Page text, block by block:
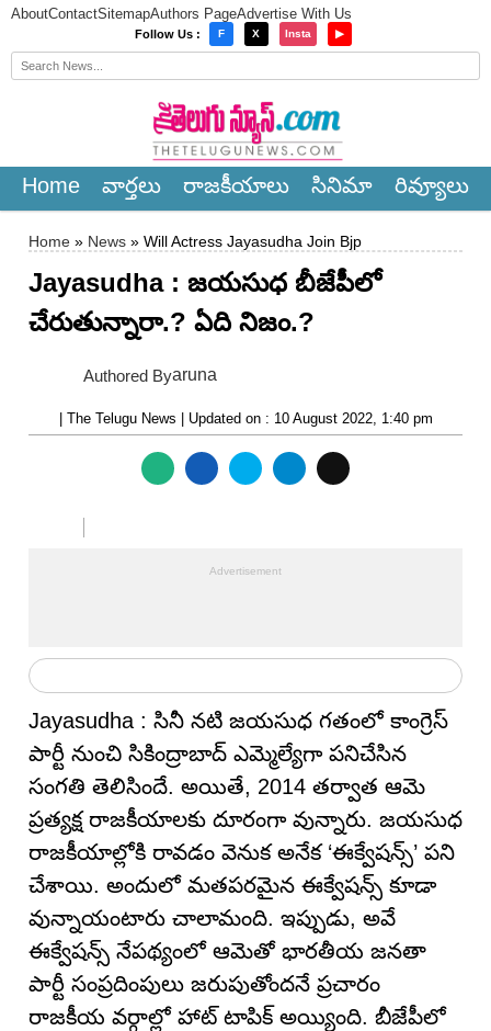
AboutContactSitemapAuthors PageAdvertise With Us
Follow Us : F X Insta ▶
Home వార్త‌లు రాజ‌కీయాలు సినిమా రివ్యూలు
Home » News » Will Actress Jayasudha Join Bjp
Jayasudha : జయసుధ బీజేపీలో
చేరుతున్నారా.? ఏది నిజం.?
Authored Byaruna
| The Telugu News | Updated on : 10 August 2022, 1:40 pm
Jayasudha : సినీ నటి జయసుధ గతంలో కాంగ్రెస్
పార్టీ నుంచి సికింద్రాబాద్ ఎమ్మెల్యేగా పనిచేసిన
సంగతి తెలిసిందే. అయితే, 2014 తర్వాత ఆమె
ప్రత్యక్ష రాజకీయాలకు దూరంగా వున్నారు. జయసుధ
రాజకీయాల్లోకి రావడం వెనుక అనేక ‘ఈక్వేషన్స్’ పని
చేశాయి. అందులో మతపరమైన ఈక్వేషన్స్ కూడా
వున్నాయంటారు చాలామంది. ఇప్పుడు, అవే
ఈక్వేషన్స్ నేపథ్యంలో ఆమెతో భారతీయ జనతా
పార్టీ సంప్రదింపులు జరుపుతోందనే ప్రచారం
రాజకీయ వర్గాల్లో హాట్ టాపిక్ అయ్యింది. బీజేపీలో